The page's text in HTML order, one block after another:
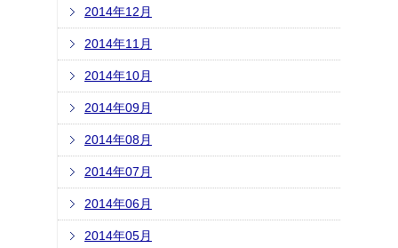
2014年12月
2014年11月
2014年10月
2014年09月
2014年08月
2014年07月
2014年06月
2014年05月